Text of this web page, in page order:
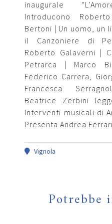
inaugurale
Introducono
Bertoni | Un uomo, un
il Canzoniere di
Roberto Galaverni |
Petrarca | Marco
Federico Carrera,
Francesca
Beatrice Zerbini
Interventi musicali di
Presenta Andrea Ferrari
Vignola
Potrebbe